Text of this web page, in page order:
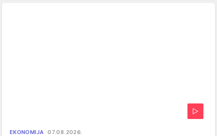
EKONOMIJA 07.08.2026.